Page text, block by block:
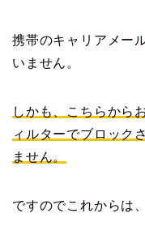
携帯のキャリアメー
いません。
しかも、こちらから
ィルターでブロック
ません。
ですのでこれからは